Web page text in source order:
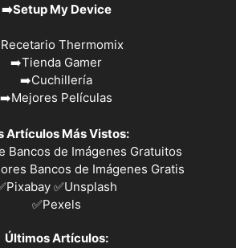
➡️Setup My Device
Recetario Thermomix
➡️Tienda Gamer
➡️Cuchillería
➡️Mejores Películas
Artículos Más Vistos:
Bancos de Imágenes Gratuitos
Bancos de Imágenes Gratis
✅Unsplash
✅Pexels
Últimos Artículos: